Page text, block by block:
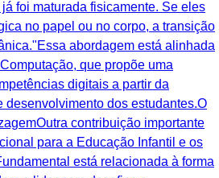
foi maturada fisicamente. Se eles
no papel ou no corpo, a transição
abordagem está alinhada
que propõe uma
digitais a partir da
desenvolvimento dos estudantes.O
contribuição importante
para a Educação Infantil e os
está relacionada à forma